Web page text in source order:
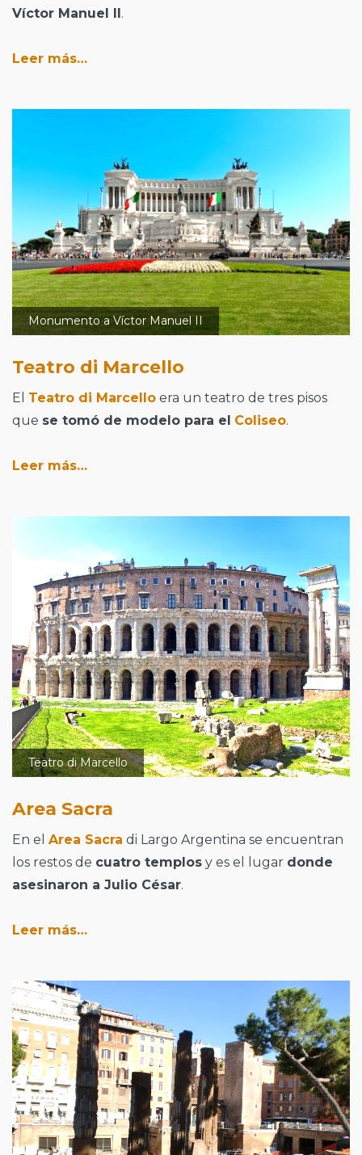
Víctor Manuel II.
Leer más…
Monumento a Víctor Manuel II
Teatro di Marcello
El Teatro di Marcello era un teatro de tres pisos
que se tomó de modelo para el Coliseo.
Leer más…
Teatro di Marcello
Area Sacra
En el Area Sacra di Largo Argentina se encuentran
los restos de cuatro templos y es el lugar donde
asesinaron a Julio César.
Leer más…